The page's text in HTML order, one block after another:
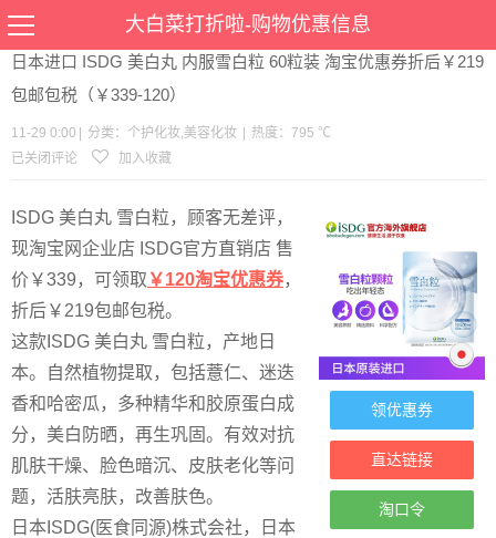
大白菜打折啦-购物优惠信息
当前位置： 优惠>个护化妆美容化妆>文章详情
日本进口 ISDG 美白丸 内服雪白粒 60粒装 淘宝优惠券折后￥219
包邮包税（￥339-120）
11-29 0:00 分类： 个护化妆,美容化妆
热度：795 ℃
已关闭评论
加入收藏
领优惠券
直达链接
淘口令
ISDG 美白丸 雪白粒，顾客无差评，
现淘宝网企业店 ISDG官方直销店 售
价￥339，可领取 ￥120淘宝优惠券，
折后￥219包邮包税。
这款ISDG 美白丸 雪白粒，产地日
本。自然植物提取，包括薏仁、迷迭
香和哈密瓜，多种精华和胶原蛋白成
分，美白防晒，再生巩固。有效对抗
肌肤干燥、脸色暗沉、皮肤老化等问
题，活肤亮肤，改善肤色。
日本ISDG(医食同源)株式会社，日本